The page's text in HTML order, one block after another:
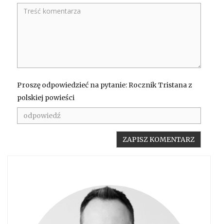
Proszę odpowiedzieć na pytanie: Rocznik Tristana z
polskiej powieści